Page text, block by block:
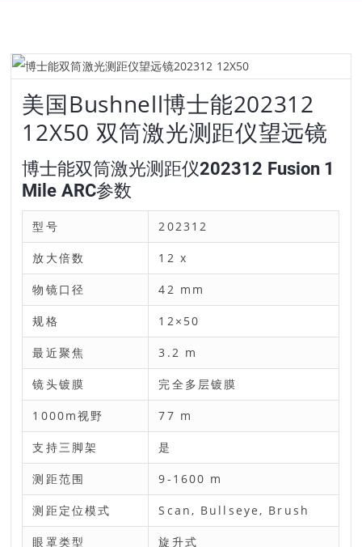
美国Bushnell博士能202312
12X50 双筒激光测距仪望远镜
博士能双筒激光测距仪202312 Fusion 1
Mile ARC参数
型号 202312
放大倍数 12 x
物镜口径 42 mm
规格 12×50
最近聚焦 3.2 m
镜头镀膜 完全多层镀膜
1000m视野 77 m
支持三脚架 是
测距范围 9-1600 m
测距定位模式 Scan, Bullseye, Brush
眼罩类型 旋升式